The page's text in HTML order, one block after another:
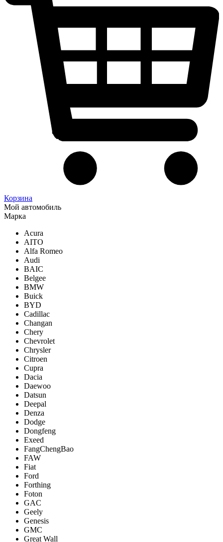
Корзина
Мой автомобиль
Марка
Acura
AITO
Alfa Romeo
Audi
BAIC
Belgee
BMW
Buick
BYD
Cadillac
Changan
Chery
Chevrolet
Chrysler
Citroen
Cupra
Dacia
Daewoo
Datsun
Deepal
Denza
Dodge
Dongfeng
Exeed
FangChengBao
FAW
Fiat
Ford
Forthing
Foton
GAC
Geely
Genesis
GMC
Great Wall